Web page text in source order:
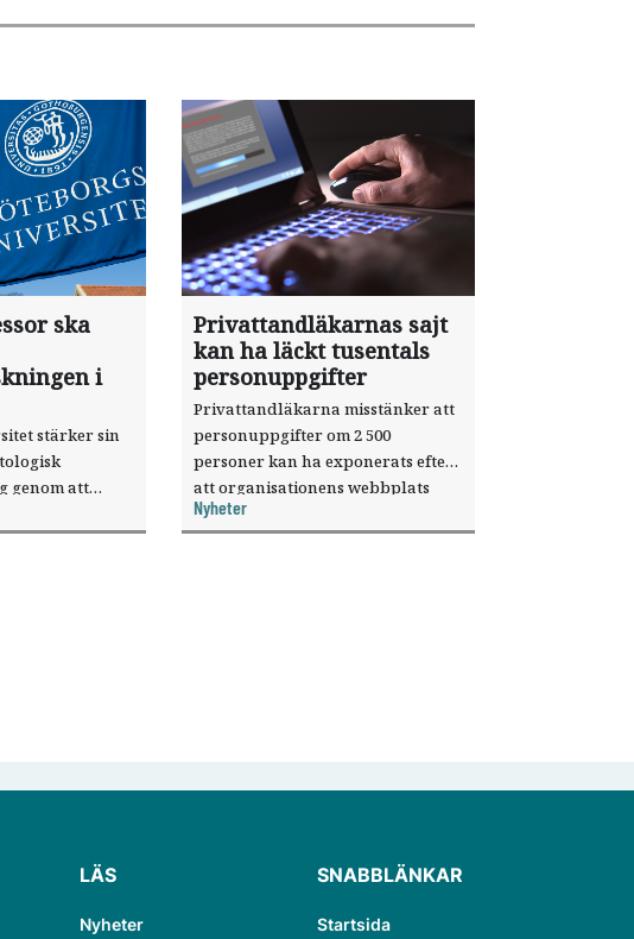
ska
i
stärker sin
genom att
Vallittu till
gästprofessor.
Privattandläkarnas sajt
kan ha läckt tusentals
personuppgifter
Privattandläkarna misstänker att
personuppgifter om 2 500
personer kan ha exponerats efter
att organisationens webbplats
utnyttjats genom en sårbarhet i ett
publiceringsverktyg.
Nyheter
LÄS
Nyheter
SNABBLÄNKAR
Startsida